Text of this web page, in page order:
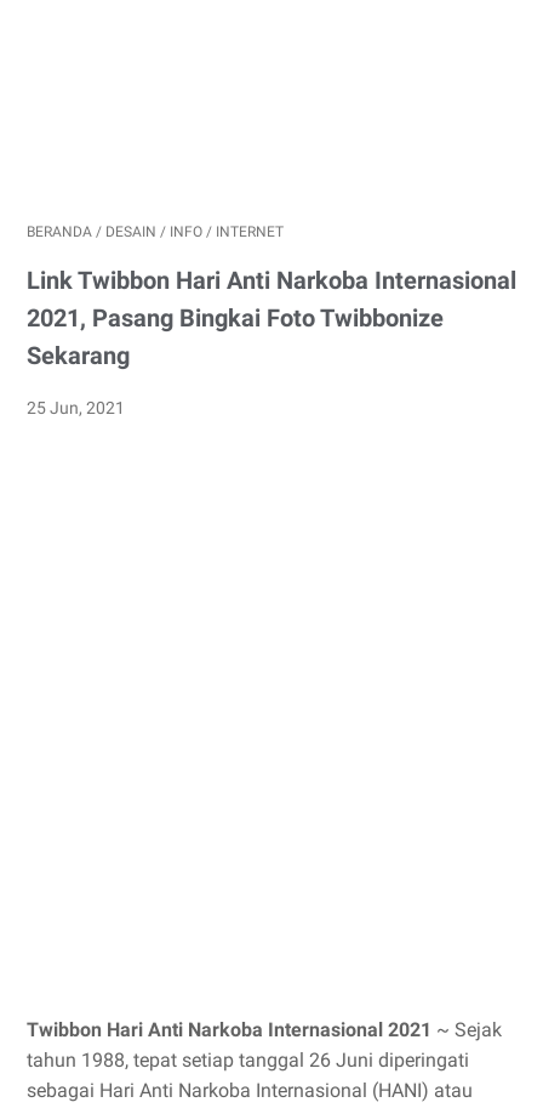
BERANDA / DESAIN / INFO / INTERNET
Link Twibbon Hari Anti Narkoba Internasional
2021, Pasang Bingkai Foto Twibbonize
Sekarang
25 Jun, 2021
Twibbon Hari Anti Narkoba Internasional 2021 ~ Sejak
tahun 1988, tepat setiap tanggal 26 Juni diperingati
sebagai Hari Anti Narkoba Internasional (HANI) atau